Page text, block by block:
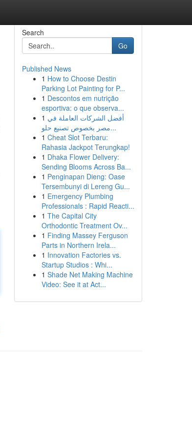
Search
Go
Published News
1 How to Choose Destin
Parking Lot Painting for P...
1 Descontos em nutrição
esportiva: o que observa...
1 أفضل الشركات العاملة في
مصر بخصوص تصنيع حلو...
1 Cheat Slot Terbaru:
Rahasia Jackpot Terungkap!
1 Dhaka Flower Delivery:
Sending Blooms Across Ba...
1 Penginapan Dieng: Oase
Tersembunyi di Lereng Gu...
1 Emergency Plumbing
Professionals : Rapid Reacti...
1 The Capital City
Orthodontic Treatment Ov...
1 Finding Massey Ferguson
Parts in Northern Irela...
1 Innovation Factories vs.
Startup Studios : Whi...
1 Shade Net Making Machine
Video: See it at Act...